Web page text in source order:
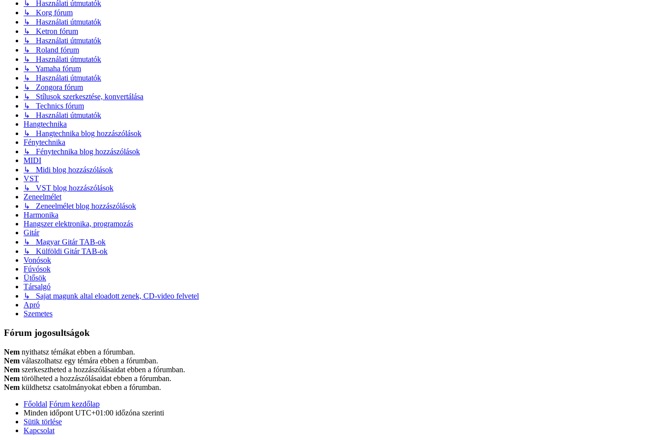
↳ Használati útmutatók
↳ Korg fórum
↳ Használati útmutatók
↳ Ketron fórum
↳ Használati útmutatók
↳ Roland fórum
↳ Használati útmutatók
↳ Yamaha fórum
↳ Használati útmutatók
↳ Zongora fórum
↳ Stílusok szerkesztése, konvertálása
↳ Technics fórum
↳ Használati útmutatók
Hangtechnika
↳ Hangtechnika blog hozzászólások
Fénytechnika
↳ Fénytechnika blog hozzászólások
MIDI
↳ Midi blog hozzászólások
VST
↳ VST blog hozzászólások
Zeneelmélet
↳ Zeneelmélet blog hozzászólások
Harmonika
Hangszer elektronika, programozás
Gitár
↳ Magyar Gitár TAB-ok
↳ Külföldi Gitár TAB-ok
Vonósok
Fúvósok
Ütősök
Társalgó
↳ Sajat magunk altal eloadott zenek, CD-video felvetel
Apró
Szemetes
Fórum jogosultságok
Nem nyithatsz témákat ebben a fórumban.
Nem válaszolhatsz egy témára ebben a fórumban.
Nem szerkesztheted a hozzászólásaidat ebben a fórumban.
Nem törölheted a hozzászólásaidat ebben a fórumban.
Nem küldhetsz csatolmányokat ebben a fórumban.
Főoldal Fórum kezdőlap
Minden időpont UTC+01:00 időzóna szerinti
Sütik törlése
Kapcsolat